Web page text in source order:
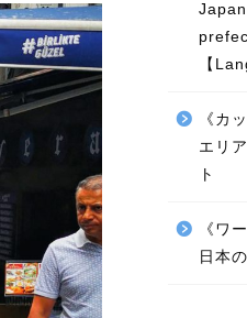
【
《カ
エリ
ト
《ワ
日本